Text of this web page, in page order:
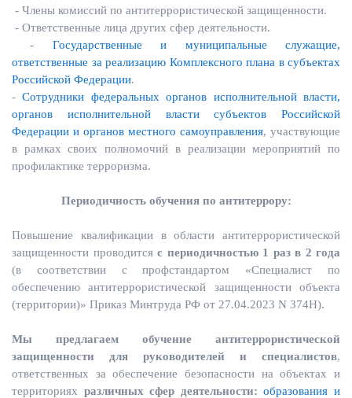
- Члены комиссий по антитеррористической защищенности.
- Ответственные лица других сфер деятельности.
- Государственные и муниципальные служащие,
ответственные за реализацию Комплексного плана в субъектах
Российской Федерации.
-Сотрудники федеральных органов исполнительной власти,
органов исполнительной власти субъектов Российской
Федерации и органов местного самоуправления, участвующие
в рамках своих полномочий в реализации мероприятий по
профилактике терроризма.
Периодичность обучения по антитеррору:
Повышение квалификации в области антитеррористической
защищенности проводится с периодичностью 1 раз в 2 года
(в соответствии с профстандартом «Специалист по
обеспечению антитеррористической защищенности объекта
(территории)» Приказ Минтруда РФ от 27.04.2023 N 374Н).
Мы предлагаем обучение антитеррористической
защищенности для руководителей и специалистов,
ответственных за обеспечение безопасности на объектах и
территориях различных сфер деятельности: образования и